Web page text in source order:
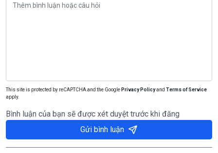
This site is protected by reCAPTCHA and the Google Privacy Policyand Terms of Service
apply.
Bình luận của bạn sẽ được xét duyệt trước khi đăng
Gửi bình luận